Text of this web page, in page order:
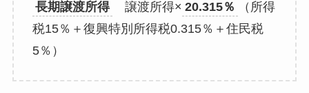
長期譲渡所得
譲渡所得× 20.315％
（所得
税15％＋復興特別所得税0.315％＋住民税
5％）